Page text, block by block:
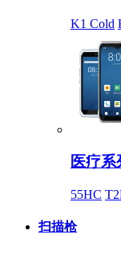
K1 Cold
医疗系
55HC
扫描枪